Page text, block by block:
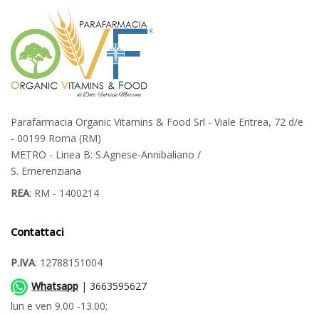
Parafarmacia Organic Vitamins & Food Srl - Viale Eritrea, 72 d/e
- 00199 Roma (RM)
METRO - Linea B: S.Agnese-Annibaliano /
S. Emerenziana
REA: RM - 1400214
Contattaci
P.IVA: 12788151004
Whatsapp | 3663595627
lun e ven 9.00 -13.00;